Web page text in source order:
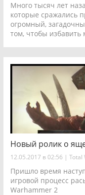
Много тысяч лет
которые сражались
огромный,
том, чтобы избавить
Вихрь колеблется
снова оказался на
Новый ролик о
12.05.2017 в 02:56 | Total
Пришло время
игровой процесс
Warhammer 2